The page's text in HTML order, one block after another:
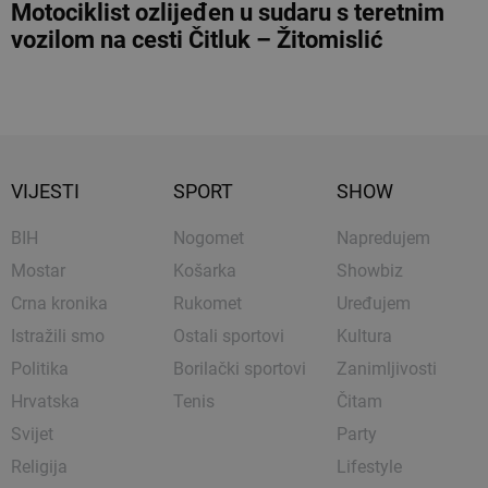
Motociklist ozlijeđen u sudaru s teretnim
vozilom na cesti Čitluk – Žitomislić
VIJESTI
BIH
Mostar
Crna kronika
Istražili smo
Politika
Hrvatska
Svijet
Religija
SPORT
Nogomet
Košarka
Rukomet
Ostali sportovi
Borilački sportovi
Tenis
SHOW
Napredujem
Showbiz
Uređujem
Kultura
Zanimljivosti
Čitam
Party
Lifestyle